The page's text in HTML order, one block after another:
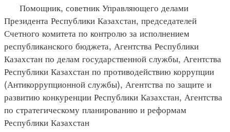
Помощник, советник Управляющего делами
Президента Республики Казахстан, председателей
Счетного комитета по контролю за исполнением
республиканского бюджета, Агентства Республики
Казахстан по делам государственной службы, Агентства
Республики Казахстан по противодействию коррупции
(Антикоррупционной службы), Агентства по защите и
развитию конкуренции Республики Казахстан, Агентства
по стратегическому планированию и реформам
Республики Казахстан